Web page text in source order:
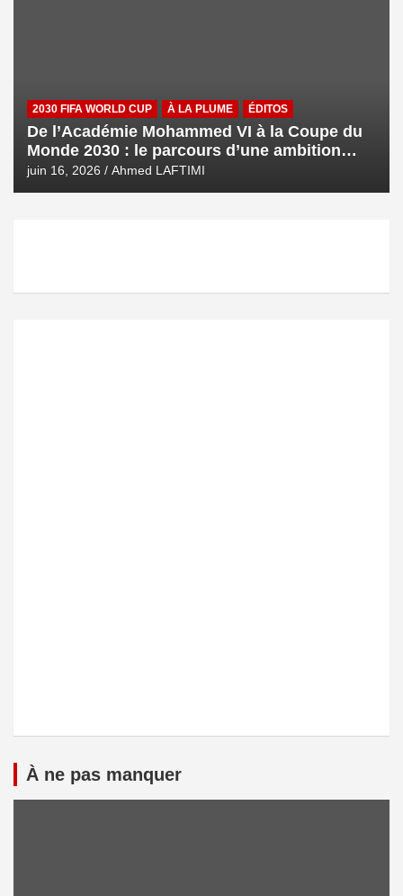
2030 FIFA WORLD CUP À LA PLUME ÉDITOS
De l’Académie Mohammed VI à la Coupe du
Monde 2030 : le parcours d’une ambition
royale
juin 16, 2026 Ahmed LAFTIMI
À ne pas manquer